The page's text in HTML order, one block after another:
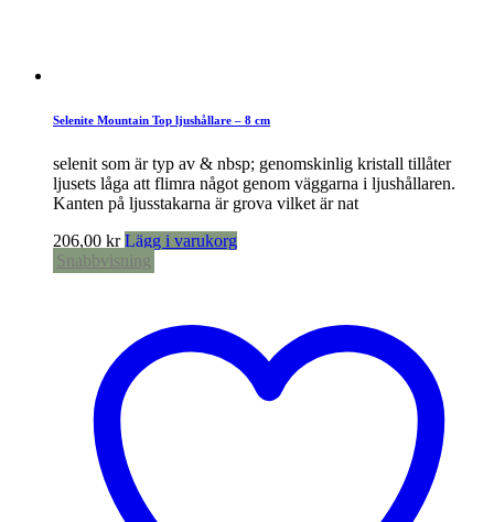
Selenite Mountain Top ljushållare – 8 cm
selenit som är typ av & nbsp; genomskinlig kristall tillåter
ljusets låga att flimra något genom väggarna i ljushållaren.
Kanten på ljusstakarna är grova vilket är nat
206,00 kr Lägg i varukorg
Snabbvisning